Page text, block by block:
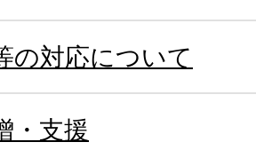
の対応について
・支援